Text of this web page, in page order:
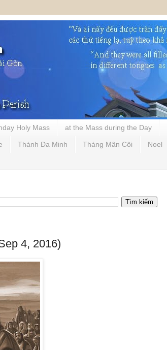
Holy Mass at the Mass during the Day
Thánh Đa Minh Tháng Mân Côi Noel
4, 2016)